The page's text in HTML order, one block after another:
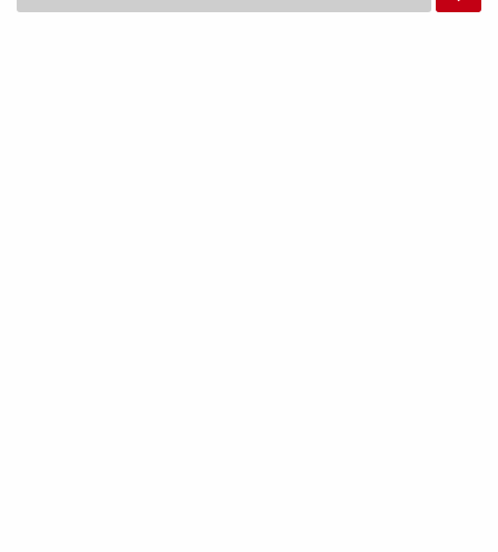
Produktguide Entreprenad